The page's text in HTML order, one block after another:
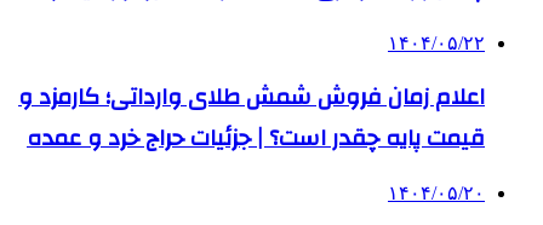
۱۴۰۴/۰۵/۲۲
اعلام زمان فروش شمش طلای وارداتی؛ کارمزد و
قیمت پایه چقدر است؟ | جزئیات حراج خرد و عمده
۱۴۰۴/۰۵/۲۰